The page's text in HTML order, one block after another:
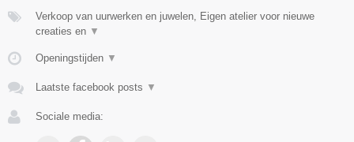
Verkoop van uurwerken en juwelen, Eigen atelier voor nieuwe
creaties en ▼
Openingstijden ▼
Laatste facebook posts ▼
Sociale media: